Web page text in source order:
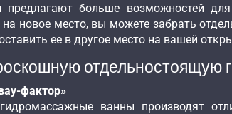
предлагают больше возможностей
новое место, вы можете забрать
ее в другое место на вашей
отдельностоящую
фактор»
ванны производят